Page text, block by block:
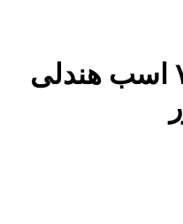
تیلر ۷۳۲ با موتور ۷ اسب هندلی